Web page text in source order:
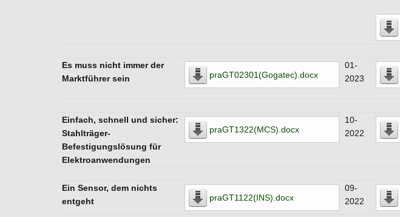
Es muss nicht immer der
Marktführer sein
praGT02301(Gogatec).docx
01-
2023
Einfach, schnell und sicher:
Stahlträger-
Befestigungslösung für
Elektroanwendungen
praGT1322(MCS).docx
10-
2022
Ein Sensor, dem nichts
entgeht
praGT1122(INS).docx
09-
2022